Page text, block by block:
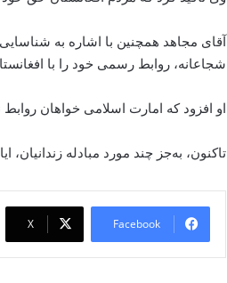
آقای مجاهد همچنین با اشاره به
شجاعانه، روابط رسمی خود را با
او افزود که امارت اسلامی خواهان
تاکنون، به‌جز چند مورد مبادله
Facebook
X